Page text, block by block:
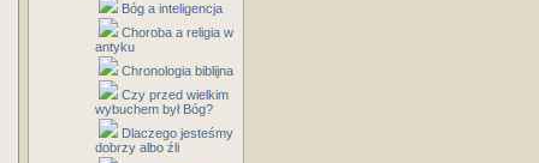
Bóg a inteligencja
Choroba a religia w
antyku
Chronologia biblijna
Czy przed wielkim
wybuchem był Bóg?
Dlaczego jesteśmy
dobrzy albo źli